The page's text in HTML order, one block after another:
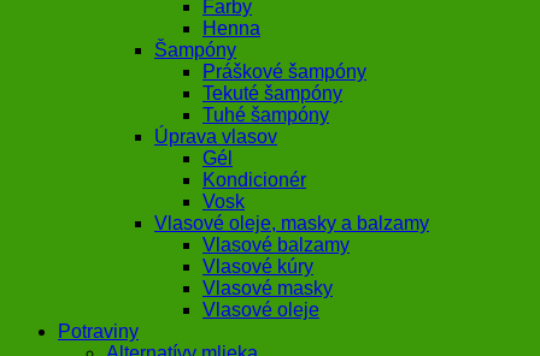
Farby
Henna
Šampóny
Práškové šampóny
Tekuté šampóny
Tuhé šampóny
Úprava vlasov
Gél
Kondicionér
Vosk
Vlasové oleje, masky a balzamy
Vlasové balzamy
Vlasové kúry
Vlasové masky
Vlasové oleje
Potraviny